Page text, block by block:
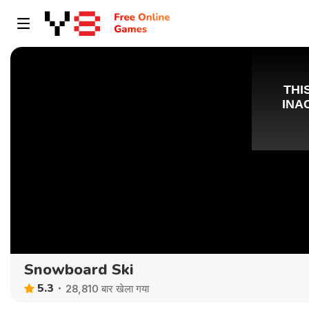
Snowboard Ski
5.3 28,810 बार खेला गया